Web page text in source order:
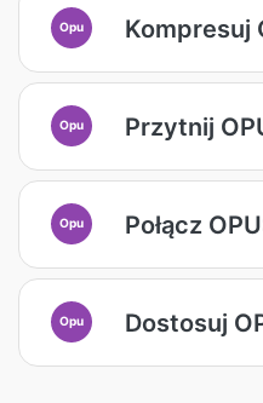
Opu Kompresuj
Opu Przytnij
Opu Połącz
Opu Dostosuj